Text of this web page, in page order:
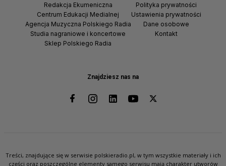
Znajdziesz nas na
Redakcja Ekumeniczna
Centrum Edukacji Medialnej
Agencja Muzyczna Polskiego Radia
Studia nagraniowe i koncertowe
Sklep Polskiego Radia
Polityka prywatności
Ustawienia prywatności
Dane osobowe
Kontakt
Treści, znajdujące się w serwisie polskieradio.pl, w tym wszystkie materiały i ich
części oraz poszczególne elementy samego serwisu mają charakter utworów